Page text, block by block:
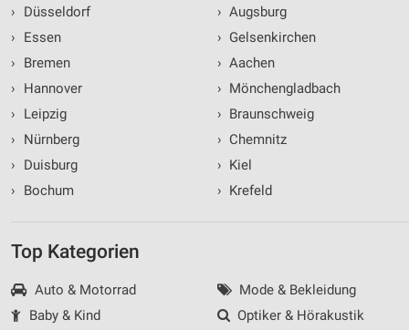
›
Düsseldorf
›
Essen
›
Bremen
›
Hannover
›
Leipzig
›
Nürnberg
›
Duisburg
›
Bochum
› Augsburg
› Gelsenkirchen
› Aachen
› Mönchengladbach
› Braunschweig
› Chemnitz
› Kiel
› Krefeld
Top Kategorien
Auto & Motorrad
Baby & Kind
Mode & Bekleidung
Optiker & Hörakustik